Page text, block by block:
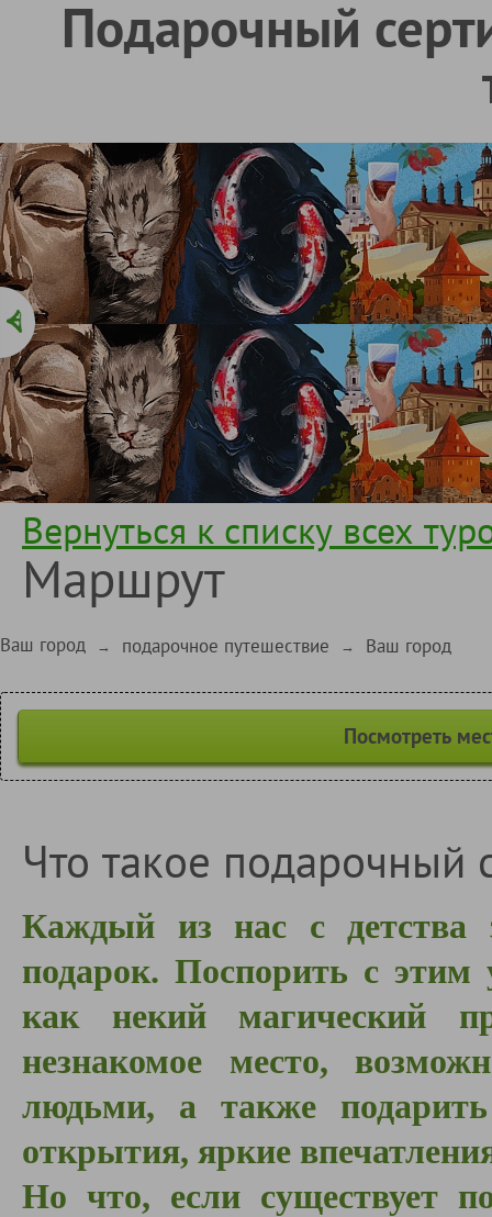
Подарочный
Вернуться к списку всех
Маршрут
Ваш город → подарочное путешествие → Ваш город
Посмотреть
Что такое подарочный
Каждый из нас с
подарок. Поспорить с этим
как некий магический
незнакомое место,
людьми, а также
открытия, яркие
Но что, если существует